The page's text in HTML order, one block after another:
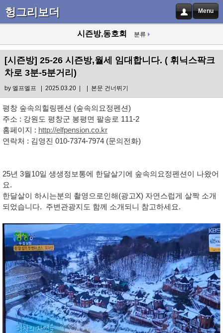
헝그리보더 Menu
시즌방,동호회 분류
[시즌방] 25-26 시즌방,월세 임대합니다. ( 휘닉스팍크
차로 3분-5분거리)
by엘프엘프 | 2025.03.20 | | 본문 건너뛰기
평창 숲속의힐링펜션 (숲속의요정펜션)
주소 : 강원도 평창군 봉평면 팔송로 111-2
홈페이지 : http://elfpension.co.kr
연락처 : 김영진 010-7374-7974 (문의전화)
25년 3월10일 생생정보통에 한달살기에 숲속의요정펜션이 나왔어
요.
한달살이 하시는분의 촬영으로인해(광고X) 자연스럽게 살짝 소개
되었습니다. 주변관광지도 함께 소개되니 참고하세요.